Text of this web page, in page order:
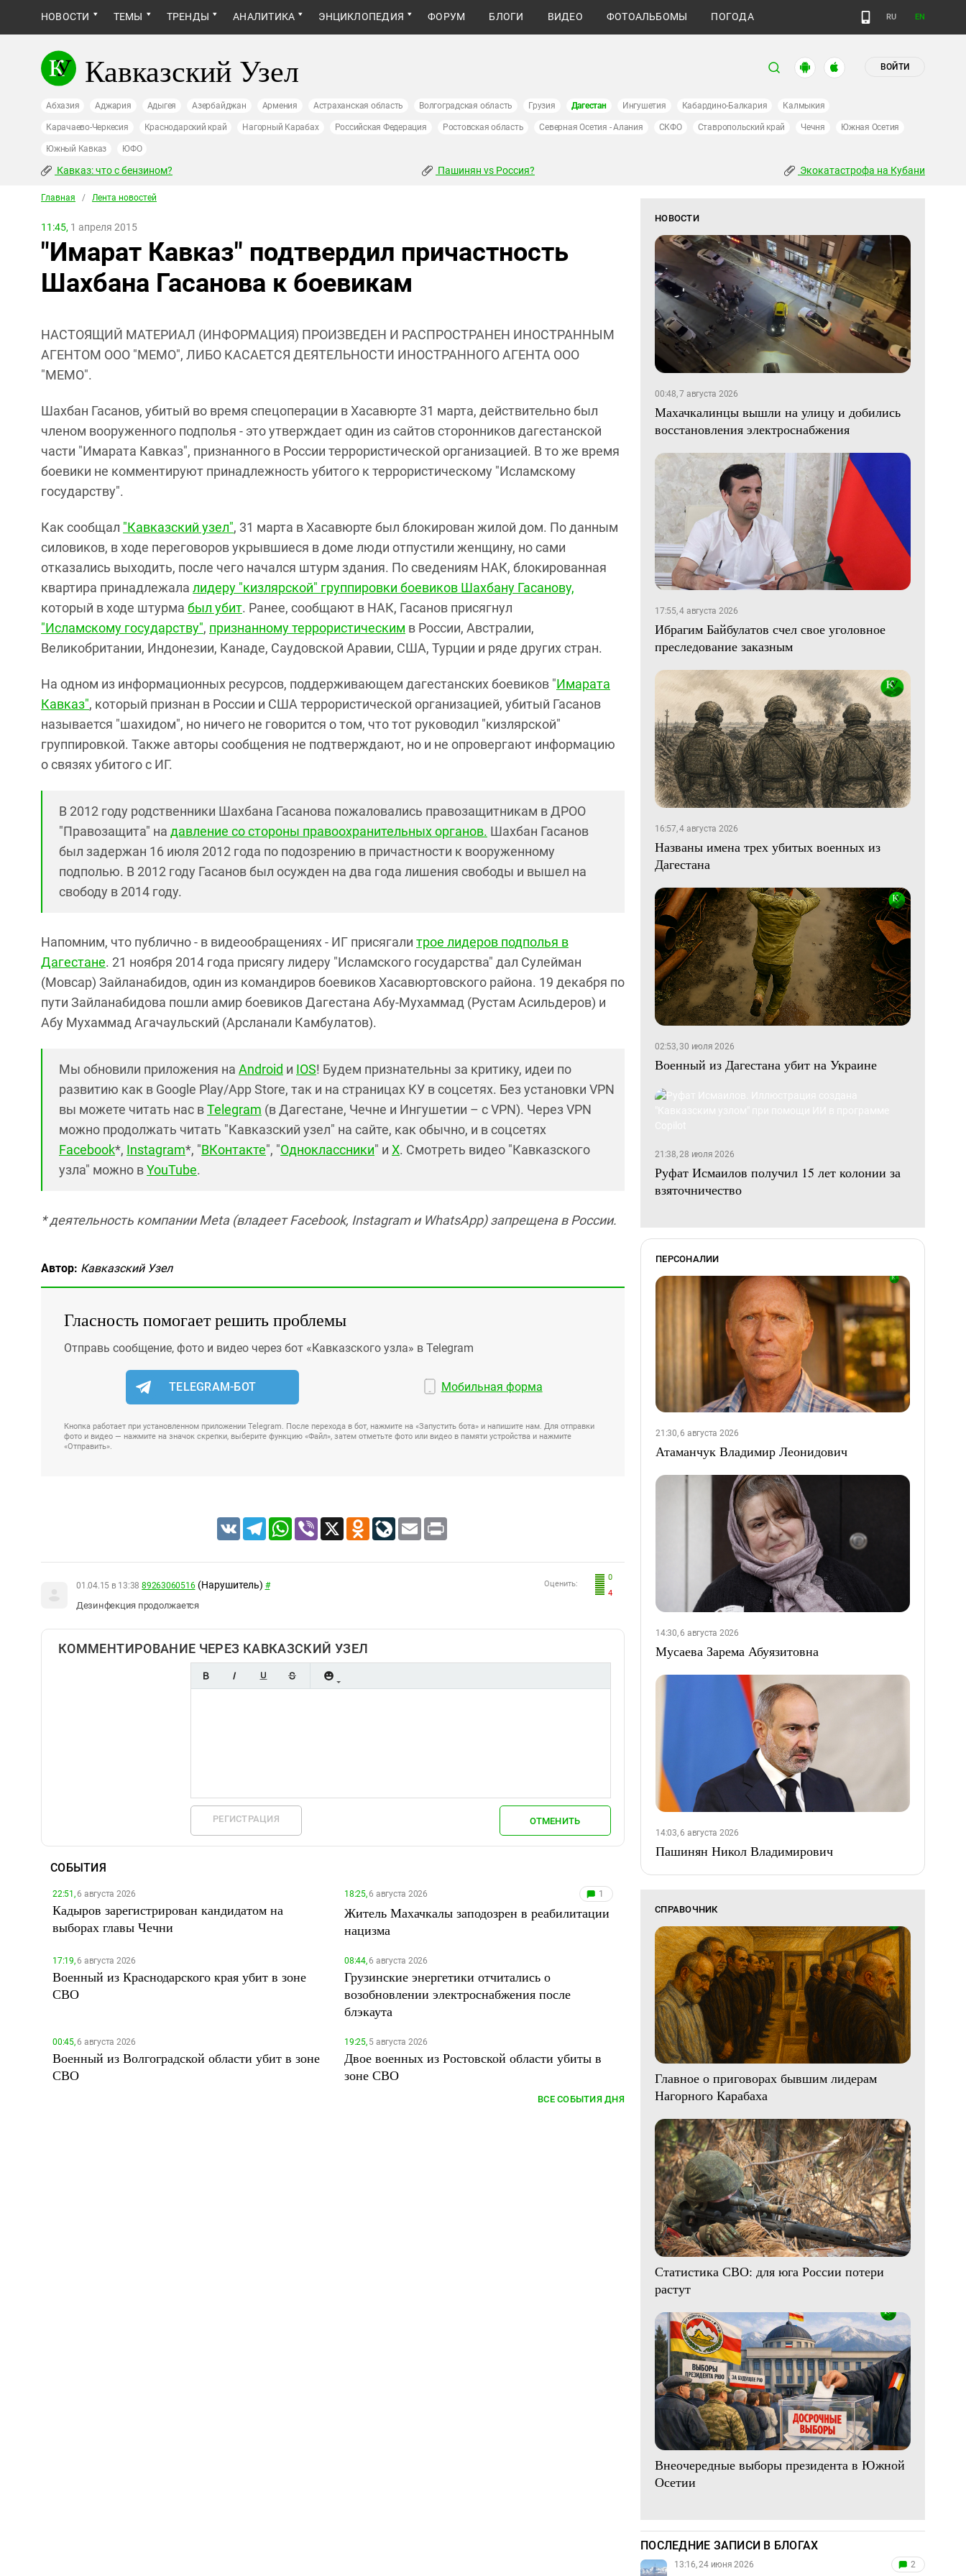
НОВОСТИ ТЕМЫ ТРЕНДЫ АНАЛИТИКА ЭНЦИКЛОПЕДИЯ ФОРУМ БЛОГИ ВИДЕО ФОТОАЛЬБОМЫ ПОГОДА RU EN
Кавказский Узел ВОЙТИ
Абхазия Аджария Адыгея Азербайджан Армения Астраханская область Волгоградская область Грузия Дагестан Ингушетия Кабардино-Балкария Калмыкия
Карачаево-Черкесия Краснодарский край Нагорный Карабах Российская Федерация Ростовская область Северная Осетия - Алания СКФО Ставропольский край Чечня Южная Осетия
Южный Кавказ ЮФО
Кавказ: что с бензином? Пашинян vs Россия? Экокатастрофа на Кубани
Главная / Лента новостей
11:45, 1 апреля 2015
"Имарат Кавказ" подтвердил причастность
Шахбана Гасанова к боевикам
НАСТОЯЩИЙ МАТЕРИАЛ (ИНФОРМАЦИЯ) ПРОИЗВЕДЕН И РАСПРОСТРАНЕН ИНОСТРАННЫМ
АГЕНТОМ ООО "МЕМО", ЛИБО КАСАЕТСЯ ДЕЯТЕЛЬНОСТИ ИНОСТРАННОГО АГЕНТА ООО
"МЕМО".
Шахбан Гасанов, убитый во время спецоперации в Хасавюрте 31 марта, действительно был
членом вооруженного подполья - это утверждает один из сайтов сторонников дагестанской
части "Имарата Кавказ", признанного в России террористической организацией. В то же время
боевики не комментируют принадлежность убитого к террористическому "Исламскому
государству".
Как сообщал "Кавказский узел", 31 марта в Хасавюрте был блокирован жилой дом. По данным
силовиков, в ходе переговоров укрывшиеся в доме люди отпустили женщину, но сами
отказались выходить, после чего начался штурм здания. По сведениям НАК, блокированная
квартира принадлежала лидеру "кизлярской" группировки боевиков Шахбану Гасанову,
который в ходе штурма был убит. Ранее, сообщают в НАК, Гасанов присягнул
"Исламскому государству", признанному террористическим в России, Австралии,
Великобритании, Индонезии, Канаде, Саудовской Аравии, США, Турции и ряде других стран.
На одном из информационных ресурсов, поддерживающем дагестанских боевиков "Имарата
Кавказ", который признан в России и США террористической организацией, убитый Гасанов
называется "шахидом", но ничего не говорится о том, что тот руководил "кизлярской"
группировкой. Также авторы сообщения не подтверждают, но и не опровергают информацию
о связях убитого с ИГ.
В 2012 году родственники Шахбана Гасанова пожаловались правозащитникам в ДРОО
"Правозащита" на давление со стороны правоохранительных органов. Шахбан Гасанов
был задержан 16 июля 2012 года по подозрению в причастности к вооруженному
подполью. В 2012 году Гасанов был осужден на два года лишения свободы и вышел на
свободу в 2014 году.
Напомним, что публично - в видеообращениях - ИГ присягали трое лидеров подполья в
Дагестане. 21 ноября 2014 года присягу лидеру "Исламского государства" дал Сулейман
(Мовсар) Зайланабидов, один из командиров боевиков Хасавюртовского района. 19 декабря по
пути Зайланабидова пошли амир боевиков Дагестана Абу-Мухаммад (Рустам Асильдеров) и
Абу Мухаммад Агачаульский (Арсланали Камбулатов).
Мы обновили приложения на Android и IOS! Будем признательны за критику, идеи по
развитию как в Google Play/App Store, так и на страницах КУ в соцсетях. Без установки VPN
вы можете читать нас вTelegram (в Дагестане, Чечне и Ингушетии – с VPN). Через VPN
можно продолжать читать "Кавказский узел" на сайте, как обычно, и в соцсетях
Facebook*, Instagram*, "ВКонтакте", "Одноклассники" и X. Смотреть видео "Кавказского
узла" можно вYouTube.
* деятельность компании Meta (владеет Facebook, Instagram и WhatsApp) запрещена в России.
Автор: Кавказский Узел
Гласность помогает решить проблемы
Отправь сообщение, фото и видео через бот «Кавказского узла» в Telegram
TELEGRAM-БОТ Мобильная форма
Кнопка работает при установленном приложении Telegram. После перехода в бот, нажмите на «Запустить бота» и напишите нам. Для отправки
фото и видео — нажмите на значок скрепки, выберите функцию «Файл», затем отметьте фото или видео в памяти устройства и нажмите
«Отправить».
VK TelegramWhatsApp
Viber X Odnoklassniki
LiveJournal
Email
0
4
Оценить:
01.04.15 в 13:38 89263060516 (Нарушитель) #
Дезинфекция продолжается
КОММЕНТИРОВАНИЕ ЧЕРЕЗ КАВКАЗСКИЙ УЗЕЛ
РЕГИСТРАЦИЯ ОТМЕНИТЬ
СОБЫТИЯ
22:51,6 августа 2026
Кадыров зарегистрирован кандидатом на
выборах главы Чечни
18:25,6 августа 2026 1
Житель Махачкалы заподозрен в реабилитации
нацизма
17:19,6 августа 2026
Военный из Краснодарского края убит в зоне
СВО
08:44,6 августа 2026
Грузинские энергетики отчитались о
возобновлении электроснабжения после
блэкаута
00:45,6 августа 2026
Военный из Волгоградской области убит в зоне
СВО
19:25,5 августа 2026
Двое военных из Ростовской области убиты в
зоне СВО
ВСЕ СОБЫТИЯ ДНЯ
НОВОСТИ
00:48, 7 августа 2026
Махачкалинцы вышли на улицу и добились
восстановления электроснабжения
17:55, 4 августа 2026
Ибрагим Байбулатов счел свое уголовное
преследование заказным
16:57, 4 августа 2026
Названы имена трех убитых военных из
Дагестана
02:53, 30 июля 2026
Военный из Дагестана убит на Украине
21:38, 28 июля 2026
Руфат Исмаилов получил 15 лет колонии за
взяточничество
ПЕРСОНАЛИИ
21:30, 6 августа 2026
Атаманчук Владимир Леонидович
14:30, 6 августа 2026
Мусаева Зарема Абуязитовна
14:03, 6 августа 2026
Пашинян Никол Владимирович
СПРАВОЧНИК
Главное о приговорах бывшим лидерам
Нагорного Карабаха
Статистика СВО: для юга России потери
растут
Внеочередные выборы президента в Южной
Осетии
ПОСЛЕДНИЕ ЗАПИСИ В БЛОГАХ
13:16, 24 июня 2026 2